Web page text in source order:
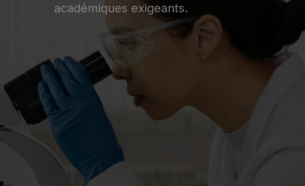
académiques exigeants.